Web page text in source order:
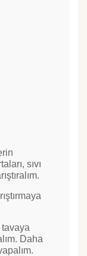
sıvı
tavaya
Daha